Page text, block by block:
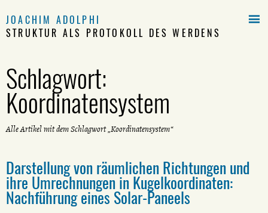
JOACHIM ADOLPHI
STRUKTUR ALS PROTOKOLL DES WERDENS
Schlagwort:
Koordinatensystem
Alle Artikel mit dem Schlagwort „Koordinatensystem“
Darstellung von räumlichen Richtungen und
ihre Umrechnungen in Kugelkoordinaten:
Nachführung eines Solar-Paneels
